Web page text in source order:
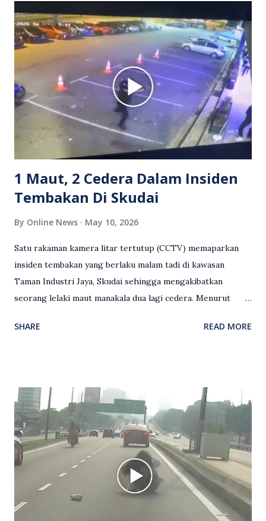
Grab bertindak mempertahankan wanita terbabit sebelum
berlaku pertikaman lidah antara kedua-dua pihak. Video
berkenaan kini tular di media sosial dan mendapat pelbagai
reaksi orang ramai. Antara komen orang awam yang tular di
media sosial mengenai insiden tersebut ialah ramai yang
meluahkan rasa marah terhadap tindakan lelaki berkenaan
serta memuji pemandu Grab kerana campur tangan.
Sebahagian netizen turut meminta pihak berkuasa
mengambil tindakan tegas, manakala ada yang bersimpati
terhadap wanita dipercayai menjadi mangs...
1 Maut, 2 Cedera Dalam Insiden
Tembakan Di Skudai
By Online News May 10, 2026
Satu rakaman kamera litar tertutup (CCTV) memaparkan
insiden tembakan yang berlaku malam tadi di kawasan
Taman Industri Jaya, Skudai sehingga mengakibatkan
seorang lelaki maut manakala dua lagi cedera. Menurut
kejadian berlaku sekitar jam 11 malam dan pihak polis
hiburan di kawasan berkenaan. Seorang mangsa disahkan
meninggal dunia di lokasi kejadian akibat terkena tembakan,
manakala seorang lagi mangsa mengalami kecederaan.
Turut dipercayai terdapat seorang lagi individu cedera
namun identitinya masih belum dikenal pasti selepas dibawa
keluar dari lokasi oleh kenalannya. Polis kini sedang giat
mengesan dua suspek yang masih bebas bagi membantu
siasatan lanjut. Kes disiasat mengikut Seksyen 302 Kanun
SHARE READ MORE